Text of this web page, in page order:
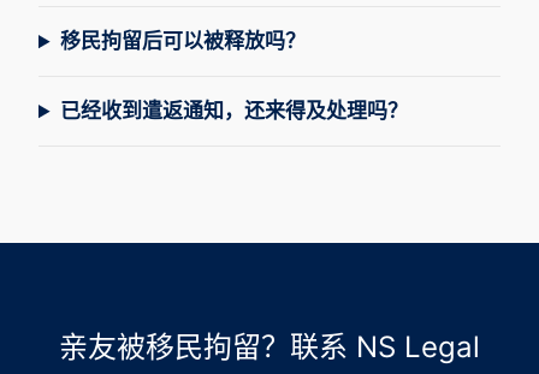
移民拘留后可以被释放吗？
已经收到遣返通知，还来得及处理吗？
亲友被移民拘留？联系 NS Legal